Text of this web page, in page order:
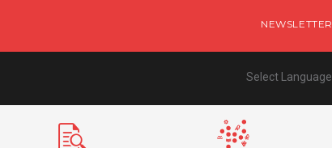
NEWSLETTER
Select Language